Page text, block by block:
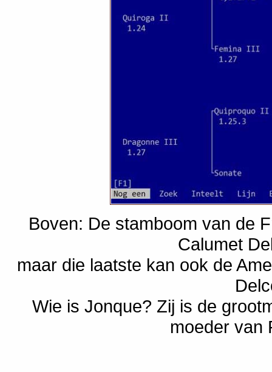
Boven: De stamboom van de
Calumet
maar die laatste kan ook de
Wie is Jonque? Zij is de
moeder van